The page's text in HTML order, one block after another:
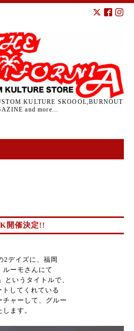
KULTURE SKOOOL,BURNOUT
and more...
開催決定!!
2デイズに、福岡
ルーモさんにて
というタイトルで、
してくれている
チャーして、グルー
ます。